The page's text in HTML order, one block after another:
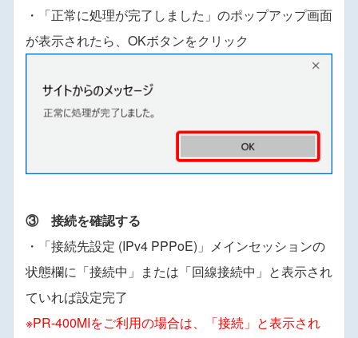
・「正常に処理が完了しました」のポップアップ画面
が表示されたら、OKボタンをクリック
③ 接続を確認する
・「接続先設定 (IPv4 PPPoE)」メインセッションの
状態欄に「接続中」または「回線接続中」と表示され
ていれば設定完了
※PR-400MIをご利用の場合は、「接続」と表示され